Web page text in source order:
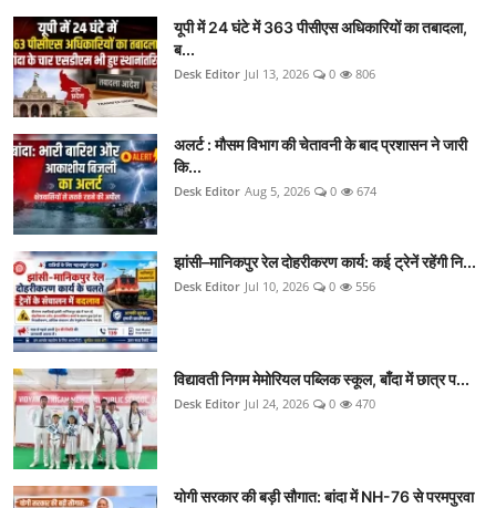
यूपी में 24 घंटे में 363 पीसीएस अधिकारियों का तबादला,
ब...
Desk Editor Jul 13, 2026 0 806
अलर्ट : मौसम विभाग की चेतावनी के बाद प्रशासन ने जारी
कि...
Desk Editor Aug 5, 2026 0 674
झांसी–मानिकपुर रेल दोहरीकरण कार्य: कई ट्रेनें रहेंगी नि...
Desk Editor Jul 10, 2026 0 556
विद्यावती निगम मेमोरियल पब्लिक स्कूल, बाँदा में छात्र प...
Desk Editor Jul 24, 2026 0 470
योगी सरकार की बड़ी सौगात: बांदा में NH-76 से परमपुरवा